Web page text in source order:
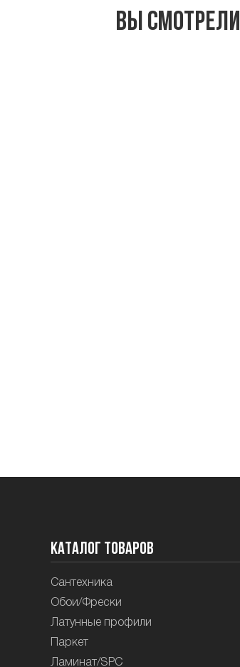
Вы смотрели
Каталог товаров
Сантехника
Обои/Фрески
Латунные профили
Паркет
Ламинат/SPC